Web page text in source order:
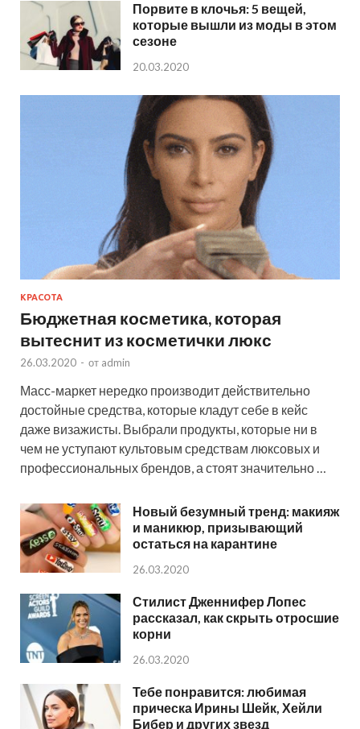
Порвите в клочья: 5 вещей,
которые вышли из моды в этом
сезоне
20.03.2020
КРАСОТА
Бюджетная косметика, которая
вытеснит из косметички люкс
26.03.2020 - от admin
Масс-маркет нередко производит действительно
достойные средства, которые кладут себе в кейс
даже визажисты. Выбрали продукты, которые ни в
чем не уступают культовым средствам люксовых и
профессиональных брендов, а стоят значительно …
Новый безумный тренд: макияж
и маникюр, призывающий
остаться на карантине
26.03.2020
Стилист Дженнифер Лопес
рассказал, как скрыть отросшие
корни
26.03.2020
Тебе понравится: любимая
прическа Ирины Шейк, Хейли
Бибер и других звезд